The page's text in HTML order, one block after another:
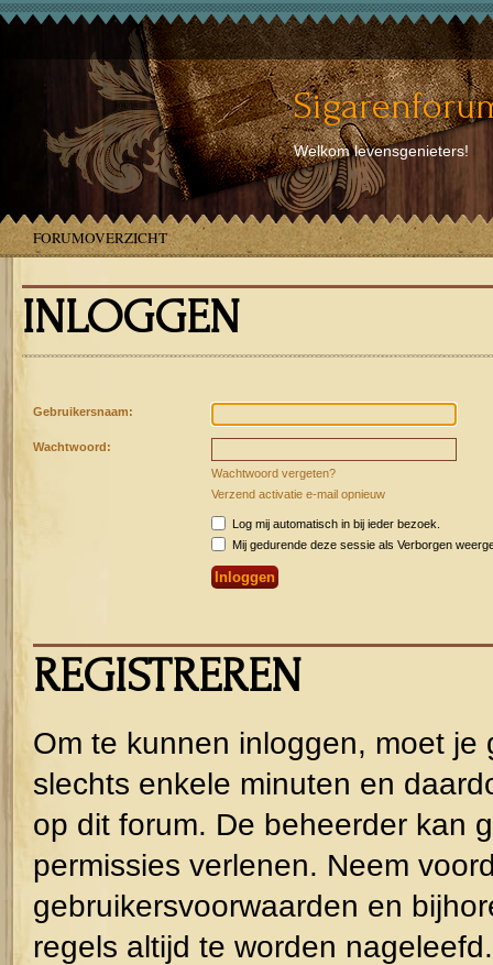
Welkom levensgenieters!
FORUMOVERZICHT
INLOGGEN
Gebruikersnaam:
Wachtwoord:
Wachtwoord vergeten?
Verzend activatie e-mail opnieuw
Log mij automatisch in bij ieder bezoek.
Mij gedurende deze sessie als Verborgen
REGISTREREN
Om te kunnen inloggen, moet
slechts enkele minuten en
op dit forum. De beheerder kan
permissies verlenen. Neem
gebruikersvoorwaarden en
regels altijd te worden nageleefd.